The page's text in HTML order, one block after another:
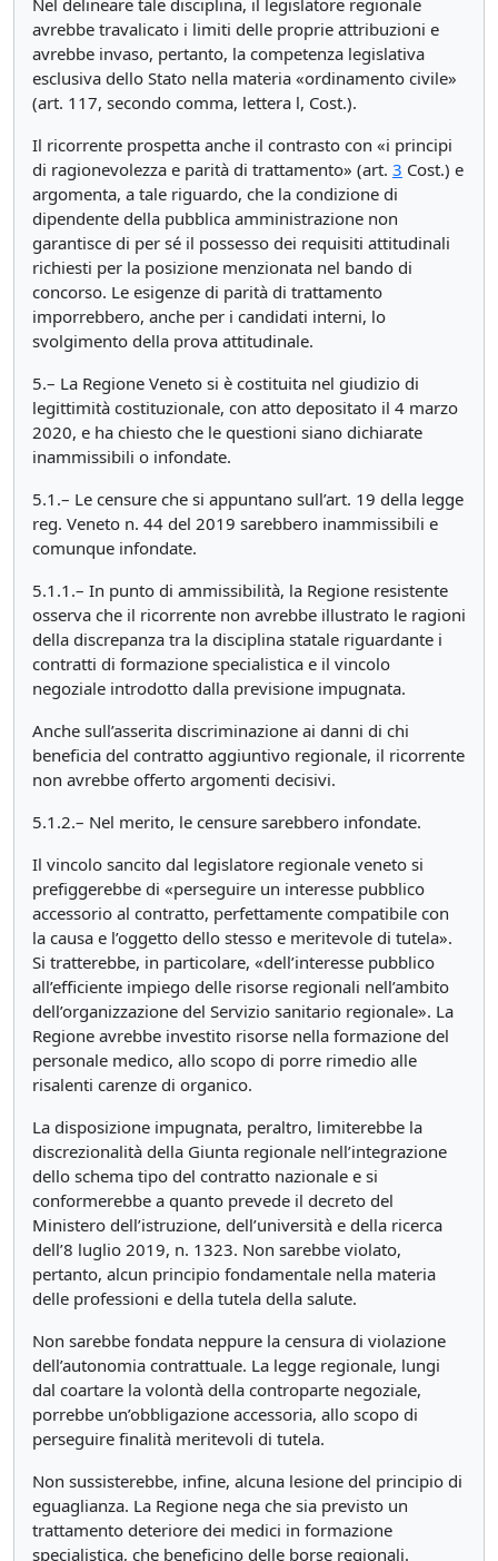
Nel delineare tale disciplina, il legislatore regionale
avrebbe travalicato i limiti delle proprie attribuzioni e
avrebbe invaso, pertanto, la competenza legislativa
esclusiva dello Stato nella materia «ordinamento civile»
(art. 117, secondo comma, lettera l, Cost.).
Il ricorrente prospetta anche il contrasto con «i principi
di ragionevolezza e parità di trattamento» (art. 3 Cost.) e
argomenta, a tale riguardo, che la condizione di
dipendente della pubblica amministrazione non
garantisce di per sé il possesso dei requisiti attitudinali
richiesti per la posizione menzionata nel bando di
concorso. Le esigenze di parità di trattamento
imporrebbero, anche per i candidati interni, lo
svolgimento della prova attitudinale.
5.– La Regione Veneto si è costituita nel giudizio di
legittimità costituzionale, con atto depositato il 4 marzo
2020, e ha chiesto che le questioni siano dichiarate
inammissibili o infondate.
5.1.– Le censure che si appuntano sull’art. 19 della legge
reg. Veneto n. 44 del 2019 sarebbero inammissibili e
comunque infondate.
5.1.1.– In punto di ammissibilità, la Regione resistente
osserva che il ricorrente non avrebbe illustrato le ragioni
della discrepanza tra la disciplina statale riguardante i
contratti di formazione specialistica e il vincolo
negoziale introdotto dalla previsione impugnata.
Anche sull’asserita discriminazione ai danni di chi
beneficia del contratto aggiuntivo regionale, il ricorrente
non avrebbe offerto argomenti decisivi.
5.1.2.– Nel merito, le censure sarebbero infondate.
Il vincolo sancito dal legislatore regionale veneto si
prefiggerebbe di «perseguire un interesse pubblico
accessorio al contratto, perfettamente compatibile con
la causa e l’oggetto dello stesso e meritevole di tutela».
Si tratterebbe, in particolare, «dell’interesse pubblico
all’efficiente impiego delle risorse regionali nell’ambito
dell’organizzazione del Servizio sanitario regionale». La
Regione avrebbe investito risorse nella formazione del
personale medico, allo scopo di porre rimedio alle
risalenti carenze di organico.
La disposizione impugnata, peraltro, limiterebbe la
discrezionalità della Giunta regionale nell’integrazione
dello schema tipo del contratto nazionale e si
conformerebbe a quanto prevede il decreto del
Ministero dell’istruzione, dell’università e della ricerca
dell’8 luglio 2019, n. 1323. Non sarebbe violato,
pertanto, alcun principio fondamentale nella materia
delle professioni e della tutela della salute.
Non sarebbe fondata neppure la censura di violazione
dell’autonomia contrattuale. La legge regionale, lungi
dal coartare la volontà della controparte negoziale,
porrebbe un’obbligazione accessoria, allo scopo di
perseguire finalità meritevoli di tutela.
Non sussisterebbe, infine, alcuna lesione del principio di
eguaglianza. La Regione nega che sia previsto un
trattamento deteriore dei medici in formazione
specialistica, che beneficino delle borse regionali.